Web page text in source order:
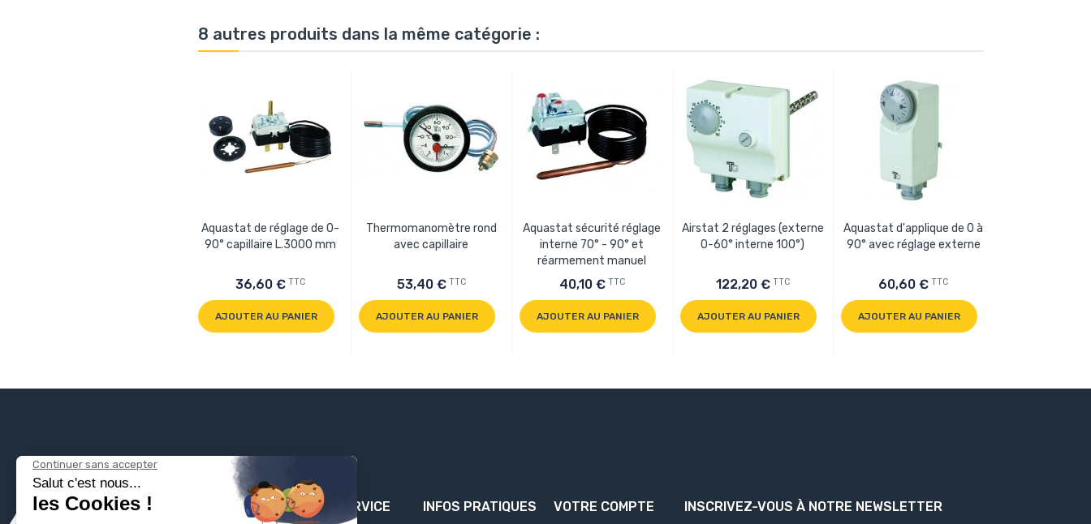
8 autres produits dans la même catégorie :
Aquastat de réglage de 0-
90° capillaire L.3000 mm
36,60 € TTC
AJOUTER AU PANIER
Thermomanomètre rond
avec capillaire
53,40 € TTC
AJOUTER AU PANIER
Aquastat sécurité réglage
interne 70° - 90° et
réarmement manuel
40,10 € TTC
AJOUTER AU PANIER
Airstat 2 réglages (externe
0-60° interne 100°)
122,20 € TTC
AJOUTER AU PANIER
Aquastat d'applique de 0 à
90° avec réglage externe
60,60 € TTC
AJOUTER AU PANIER
PLOMBSERVICE INFOS PRATIQUES VOTRE COMPTE INSCRIVEZ-VOUS À NOTRE NEWSLETTER